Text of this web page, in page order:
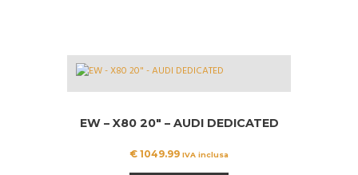
EW – X80 20″ – AUDI DEDICATED
€ 1049.99 IVA inclusa